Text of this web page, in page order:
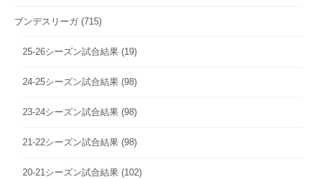
ブンデスリーガ (715)
25-26シーズン試合結果 (19)
24-25シーズン試合結果 (98)
23-24シーズン試合結果 (98)
21-22シーズン試合結果 (98)
20-21シーズン試合結果 (102)